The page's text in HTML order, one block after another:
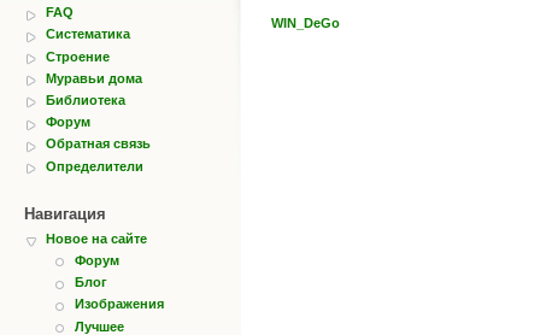
FAQ
Систематика
Строение
Муравьи дома
Библиотека
Форум
Обратная связь
Определители
Навигация
Новое на сайте
Форум
Блог
Изображения
Лучшее
WIN_DeGo